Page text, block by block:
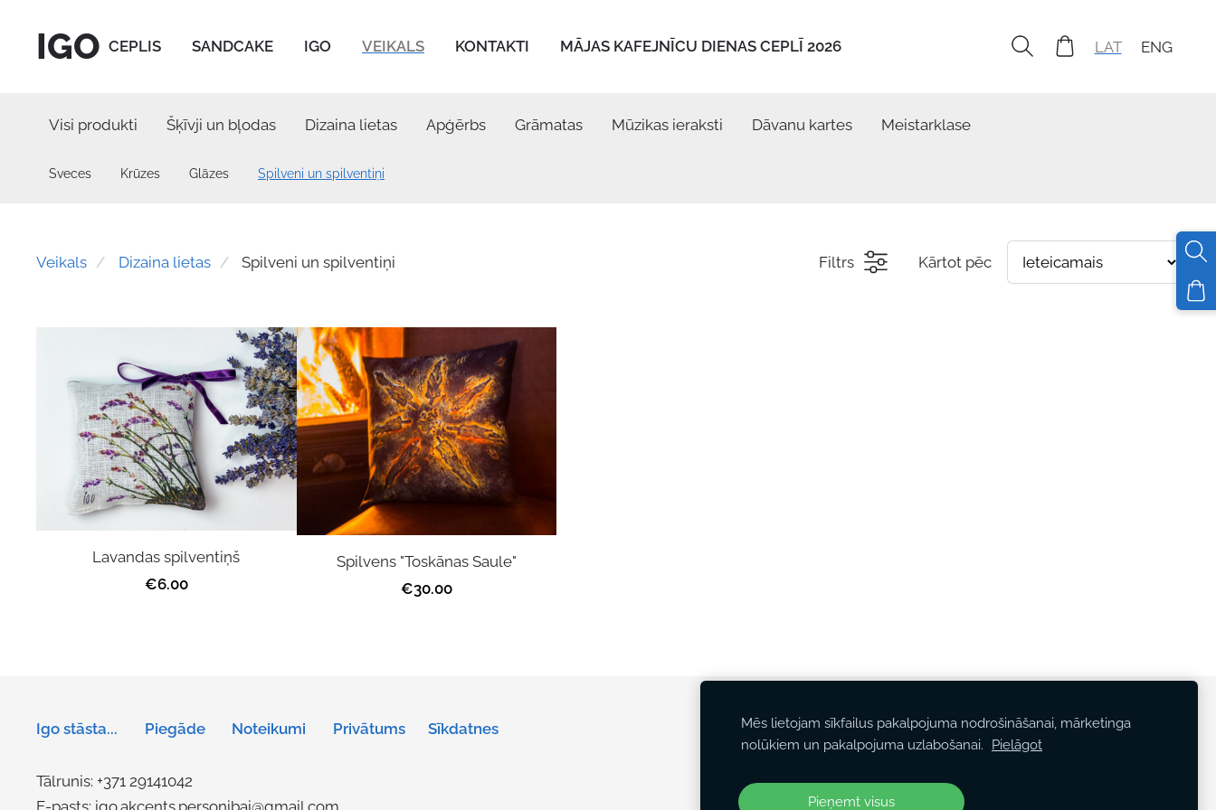
IGO CEPLIS SANDCAKE IGO VEIKALS KONTAKTI MĀJAS KAFEJNĪCU DIENAS CEPLĪ 2026 LAT ENG
Visi produkti Šķīvji un bļodas Dizaina lietas Apģērbs Grāmatas Mūzikas ieraksti Dāvanu kartes Meistarklase
Sveces Krūzes Glāzes Spilveni un spilventiņi
Veikals Dizaina lietas Spilveni un spilventiņi Filtrs Kārtot pēc
Lavandas spilventiņš
€6.00
Spilvens "Toskānas Saule"
€30.00
Igo stāsta... Piegāde Noteikumi Privātums Sīkdatnes
Tālrunis: +371 29141042
Mēs lietojam sīkfailus pakalpojuma nodrošināšanai, mārketinga
nolūkiem un pakalpojuma uzlabošanai.
Pielāgot
Pieņemt visus